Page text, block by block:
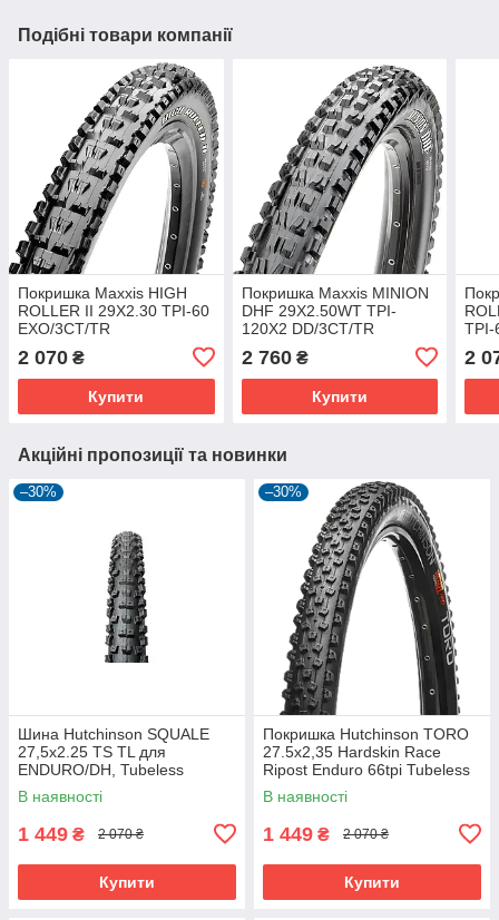
Подібні товари компанії
Покришка Maxxis HIGH
ROLLER II 29X2.30 TPI-60
EXO/3CT/TR
2 070 ₴
Купити
Покришка Maxxis MINION
DHF 29X2.50WT TPI-
120X2 DD/3CT/TR
2 760₴
Купити
TPI-
2
Акційні пропозиції та новинки
–30%
Шина Hutchinson SQUALE
27,5x2.25 TS TL для
ENDURO/DH, Tubeless
Ready, 2.25 дюйма
В наявності
1 449 ₴ 2 070 ₴
Купити
–30%
Покришка Hutchinson TORO
27.5х2,35 Hardskin Race
Ripost Enduro 66tpi Tubeless
Ready Складна Black
В наявності
1 449 ₴ 2 070 ₴
Купити